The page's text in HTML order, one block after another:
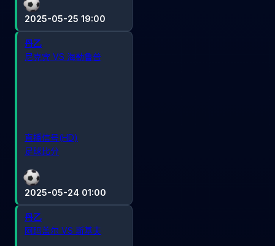
2025-05-25 19:00
2025-05-24 01:00
丹乙
尼克宾 VS 海勒鲁普
直播信号(HD)
足球比分
丹乙
阿玛盖尔 VS 斯基夫